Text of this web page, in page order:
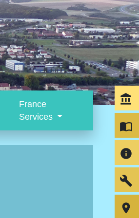
France
Services
account_balance
import_contacts
info
build
room